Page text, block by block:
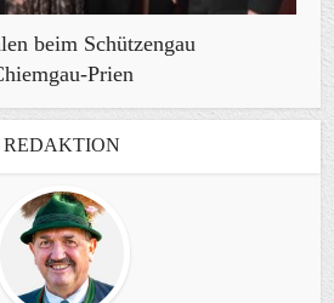
beim Schützengau
Prien
REDAKTION